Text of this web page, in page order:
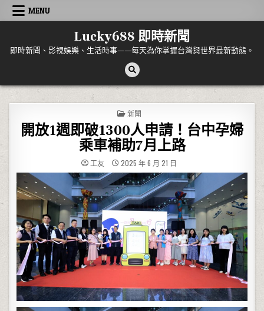
Skip to content
MENU
Lucky688 即時新聞
即時新聞、影視娛樂、生活時事——每天為你掌握台灣與世界最新動態。
POSTED IN
新聞
開放1週即破1300人申請！台中孕婦
乘車補助7月上路
工友 2025 年 6 月 21 日